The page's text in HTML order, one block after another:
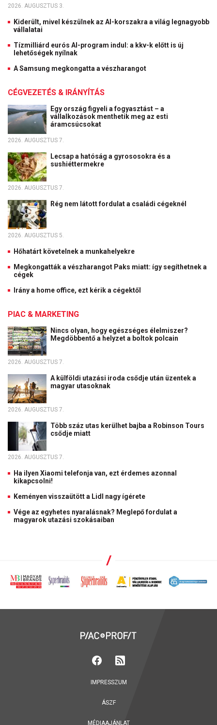
2026. AUGUSZTUS 3.
Kiderült, mivel készülnek az AI-korszakra a világ legnagyobb
vállalatai
Tízmilliárd eurós AI-program indul: a kkv-k előtt is új
lehetőségek nyílnak
A Samsung megkongatta a vészharangot
CÉGVEZETÉS & IRÁNYÍTÁS
Egy ország figyeli a fogyasztást – a
vállalkozások menthetik meg az esti
áramcsúcsokat
2026. AUGUSZTUS 7.
Lecsap a hatóság a gyrososokra és a
sushiéttermekre
2026. AUGUSZTUS 7.
Rég nem látott fordulat a családi cégeknél
2026. AUGUSZTUS 5.
Hőhatárt követelnek a munkahelyekre
Megkongatták a vészharangot Paks miatt: így segíthetnek a
cégek
Irány a home office, ezt kérik a cégektől
PIAC & MARKETING
Nincs olyan, hogy egészséges élelmiszer?
Megdöbbentő a helyzet a boltok polcain
2026. AUGUSZTUS 7.
A külföldi utazási iroda csődje után üzentek a
magyar utasoknak
2026. AUGUSZTUS 7.
Több száz utas kerülhet bajba a Robinson Tours
csődje miatt
2026. AUGUSZTUS 7.
Ha ilyen Xiaomi telefonja van, ezt érdemes azonnal
kikapcsolni!
Keményen visszaütött a Lidl nagy ígérete
Vége az egyhetes nyaralásnak? Meglepő fordulat a
magyarok utazási szokásaiban
IMPRESSZUM
ÁSZF
MÉDIAAJÁNLAT